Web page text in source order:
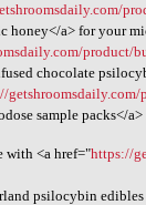
honey</a> for your
product/
chocolate
sample packs</
with <a href="https://
psilocybin